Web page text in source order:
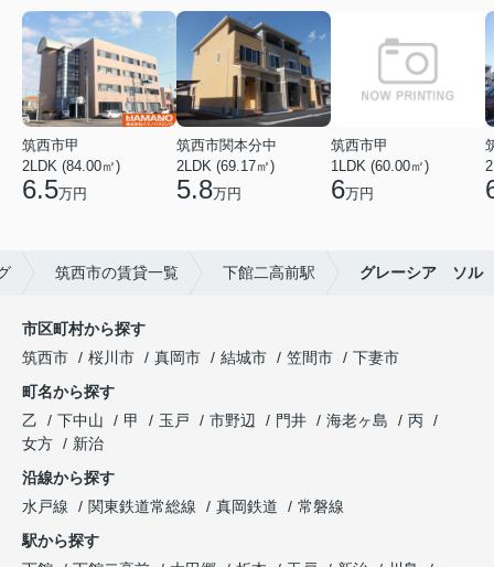
筑西市甲
2LDK (84.00㎡)
6.5万円
筑西市関本分中
2LDK (69.17㎡)
5.8万円
筑西市甲
1LDK (60.00㎡)
6万円
筑西市の賃貸一覧 下館二高前駅 グレーシア ソル
市区町村から探す
筑西市
桜川市 真岡市 結城市 笠間市
下妻市
町名から探す
乙
下中山 甲 玉戸 市野辺 門井 海老ヶ島
丙
女方
新治
沿線から探す
水戸線
関東鉄道常総線 真岡鉄道
常磐線
駅から探す